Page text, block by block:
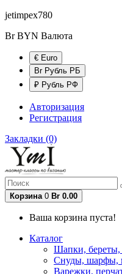
jetimpex780
Br BYN Валюта
€ Euro
Br Рубль РБ
₽ Рубль РФ
Авторизация
Регистрация
Закладки (0)
Корзина 0 Br 0.00
Ваша корзина пуста!
Каталог
Шапки, береты,
Снуды, шарфы,
Варежки,